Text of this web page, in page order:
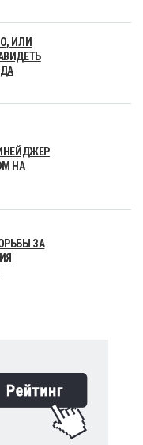
ИЛИ
НА
ЗА